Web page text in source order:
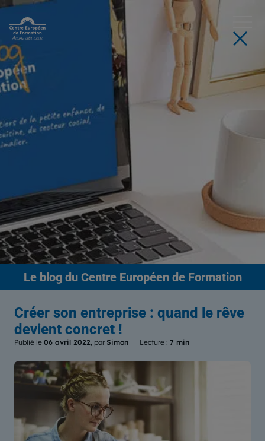
Le blogdu Centre Européen de Formation
Créer son entreprise : quand le rêve
devient concret !
Publié le 06 avril 2022, par Simon Lecture : 7 min